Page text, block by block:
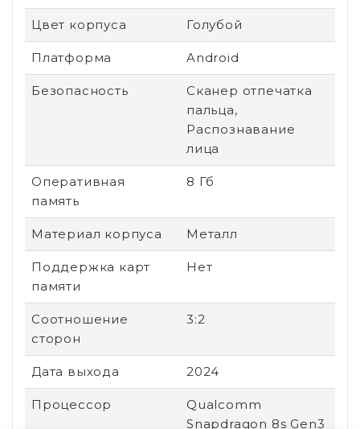
Цвет корпуса Голубой
Платформа Android
Безопасность
Сканер отпечатка
пальца,
Распознавание
лица
Оперативная
память
8 Гб
Материал корпуса Металл
Поддержка карт
памяти
Нет
Соотношение
сторон
3:2
Дата выхода 2024
Процессор
Qualcomm
Snapdragon 8s Gen3